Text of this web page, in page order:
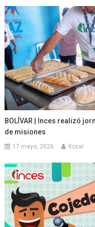
BOLÍVAR | Inces realizó
de misiones
17 mayo, 2026 ltovar